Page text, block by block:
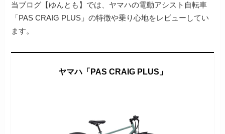
当ブログ【ゆんとも】では、ヤマハの電動アシスト自転車
「PAS CRAIG PLUS」の特徴や乗り心地をレビューしてい
ます。
ヤマハ「PAS CRAIG PLUS」